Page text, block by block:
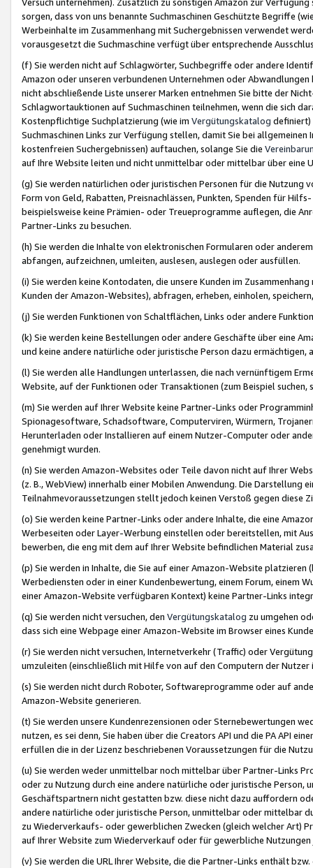
sorgen, dass von uns benannte Suchmaschinen Geschützte Begriffe
Werbeinhalte im Zusammenhang mit Suchergebnissen verwendet
vorausgesetzt die Suchmaschine verfügt über entsprechende
(f) Sie werden nicht auf Schlagwörter, Suchbegriffe oder andere
Amazon oder unseren verbundenen Unternehmen oder
nicht abschließende Liste unserer Marken entnehmen Sie bitte der
Schlagwortauktionen auf Suchmaschinen teilnehmen, wenn die sich
Kostenpflichtige Suchplatzierung (wie im Vergütungskatalog definiert)
Suchmaschinen Links zur Verfügung stellen, damit Sie bei
kostenfreien Suchergebnissen) auftauchen, solange Sie die
auf Ihre Website leiten und nicht unmittelbar oder mittelbar über eine
(g) Sie werden natürlichen oder juristischen Personen für die Nutzung
Form von Geld, Rabatten, Preisnachlässen, Punkten, Spenden für
beispielsweise keine Prämien- oder Treueprogramme auflegen, die
Partner-Links zu besuchen.
(h) Sie werden die Inhalte von elektronischen Formularen oder
abfangen, aufzeichnen, umleiten, auslesen, auslegen oder ausfüllen.
(i) Sie werden keine Kontodaten, die unsere Kunden im
Kunden der Amazon-Websites), abfragen, erheben, einholen,
(j) Sie werden Funktionen von Schaltflächen, Links oder andere
(k) Sie werden keine Bestellungen oder andere Geschäfte über eine
und keine andere natürliche oder juristische Person dazu
(l) Sie werden alle Handlungen unterlassen, die nach vernünftigem
Website, auf der Funktionen oder Transaktionen (zum Beispiel
(m) Sie werden auf Ihrer Website keine Partner-Links oder
Spionagesoftware, Schadsoftware, Computerviren, Würmern,
Herunterladen oder Installieren auf einem Nutzer-Computer oder
genehmigt wurden.
(n) Sie werden Amazon-Websites oder Teile davon nicht auf Ihrer
(z. B., WebView) innerhalb einer Mobilen Anwendung. Die Darstellung
Teilnahmevoraussetzungen stellt jedoch keinen Verstoß gegen diese
(o) Sie werden keine Partner-Links oder andere Inhalte, die eine
Werbeseiten oder Layer-Werbung einstellen oder bereitstellen, mit
bewerben, die eng mit dem auf Ihrer Website befindlichen Material
(p) Sie werden in Inhalte, die Sie auf einer Amazon-Website
Werbediensten oder in einer Kundenbewertung, einem Forum, einem
einer Amazon-Website verfügbaren Kontext) keine Partner-Links
(q) Sie werden nicht versuchen, den Vergütungskatalog zu umgehen
dass sich eine Webpage einer Amazon-Website im Browser eines
(r) Sie werden nicht versuchen, Internetverkehr (Traffic) oder
umzuleiten (einschließlich mit Hilfe von auf den Computern der
(s) Sie werden nicht durch Roboter, Softwareprogramme oder auf
Amazon-Website generieren.
(t) Sie werden unsere Kundenrezensionen oder Sternebewertungen
nutzen, es sei denn, Sie haben über die Creators API und die PA API
erfüllen die in der Lizenz beschriebenen Voraussetzungen für die
(u) Sie werden weder unmittelbar noch mittelbar über Partner-Links
oder zu Nutzung durch eine andere natürliche oder juristische
Geschäftspartnern nicht gestatten bzw. diese nicht dazu auffordern
andere natürliche oder juristische Person, unmittelbar oder mittelbar
zu Wiederverkaufs- oder gewerblichen Zwecken (gleich welcher Art)
auf Ihrer Website zum Wiederverkauf oder für gewerbliche
(v) Sie werden die URL Ihrer Website, die die Partner-Links enthält